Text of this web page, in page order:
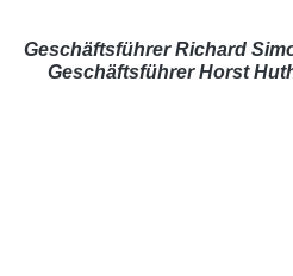
Geschäftsführer Richard
Geschäftsführer Horst